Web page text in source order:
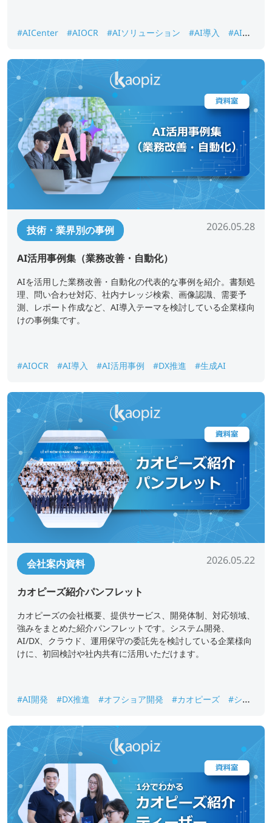
#AICenter #AIOCR #AIソリューション #AI導入
#AI画
技術・業界別の事例 2026.05.28
AI活用事例集（業務改善・自動化）
AIを活用した業務改善・自動化の代表的な事例を紹介。書類処
理、問い合わせ対応、社内ナレッジ検索、画像認識、需要予
測、レポート作成など、AI導入テーマを検討している企業様向
けの事例集です。
#AIOCR #AI導入 #AI活用事例 #DX推進 #生成AI
会社案内資料 2026.05.22
カオピーズ紹介パンフレット
カオピーズの会社概要、提供サービス、開発体制、対応領域、
強みをまとめた紹介パンフレットです。システム開発、
AI/DX、クラウド、運用保守の委託先を検討している企業様向
けに、初回検討や社内共有に活用いただけます。
#AI開発 #DX推進 #オフショア開発 #カオピーズ
#シス